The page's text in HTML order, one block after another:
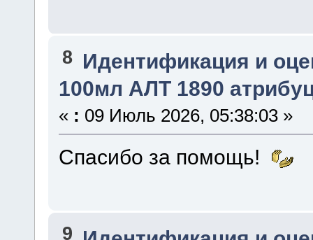
8 Идентификация и
100мл АЛТ 1890
« : 09 Июль 2026, 05:38:03 »
Спасибо за помощь!
9